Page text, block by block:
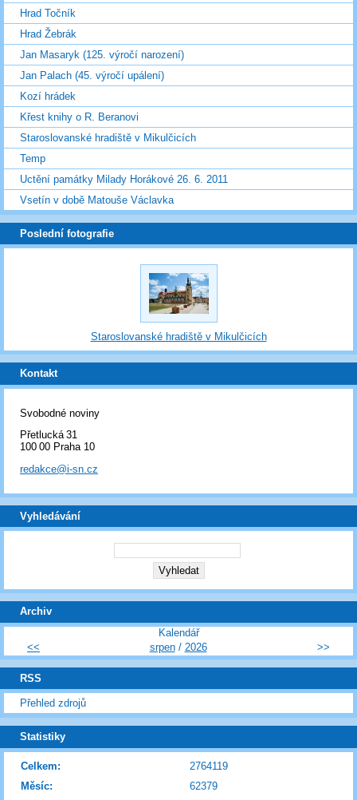
Hrad Točník
Hrad Žebrák
Jan Masaryk (125. výročí narození)
Jan Palach (45. výročí upálení)
Kozí hrádek
Křest knihy o R. Beranovi
Staroslovanské hradiště v Mikulčicích
Temp
Uctění památky Milady Horákové 26. 6. 2011
Vsetín v době Matouše Václavka
Poslední fotografie
Staroslovanské hradiště v Mikulčicích
Kontakt
Svobodné noviny
Přetlucká 31
100 00 Praha 10
redakce@i-sn.cz
Vyhledávání
Archiv
Kalendář
<<
srpen/ 2026 >>
RSS
Přehled zdrojů
Statistiky
Celkem:
2764119
Měsíc:
62379